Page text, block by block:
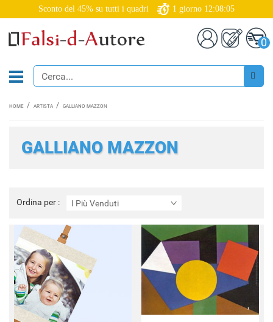
Sconto del 45% su tutti i quadri 1 giorno 12:08:04
0
HOME ARTISTA GALLIANO MAZZON
GALLIANO MAZZON
Ordina per : I Più Venduti
Ordina
per